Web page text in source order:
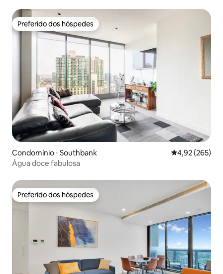
Preferido dos hóspedes
Preferido dos hóspedes
Condomínio ⋅ Southbank 4,92 de uma
4,92 (265)
Água doce fabulosa
Preferido dos hóspedes
Preferido dos hóspedes